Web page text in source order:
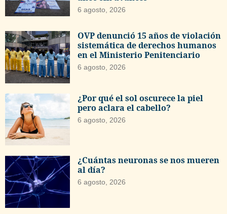
6 agosto, 2026
OVP denunció 15 años de violación
sistemática de derechos humanos
en el Ministerio Penitenciario
6 agosto, 2026
¿Por qué el sol oscurece la piel
pero aclara el cabello?
6 agosto, 2026
¿Cuántas neuronas se nos mueren
al día?
6 agosto, 2026